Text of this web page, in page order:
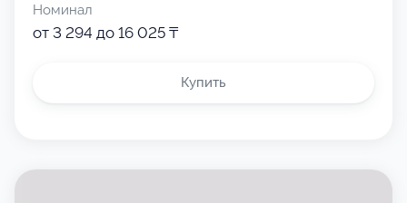
Номинал
от 3 294 до 16 025 ₸
Купить